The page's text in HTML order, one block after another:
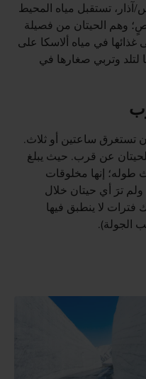
آذار، تستقبل مياه المحيط
وهم الحيتان من فصيلة
في مياه ألاسكا على
لتلد وتربي صغارها في
تستغرق ساعتين أو ثلاث.
عن قرب. حيث يبلغ
بثلث طوله؛ إنها مخلوقات
ترَ أي حيتان خلال
فترات لا ينطبق فيها
الجولة).